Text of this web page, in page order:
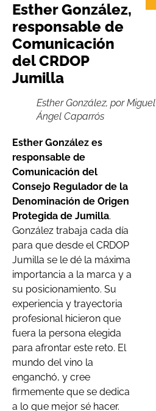
Esther González,
responsable de
Comunicación
del CRDOP
Jumilla
Esther González, por Miguel
Ángel Caparrós
Esther González es
responsable de
Comunicación del
Consejo Regulador de la
Denominación de Origen
Protegida de Jumilla.
González trabaja cada día
para que desde el CRDOP
Jumilla se le dé la máxima
importancia a la marca y a
su posicionamiento. Su
experiencia y trayectoria
profesional hicieron que
fuera la persona elegida
para afrontar este reto. El
mundo del vino la
enganchó, y cree
firmemente que se dedica
a lo que mejor sé hacer.